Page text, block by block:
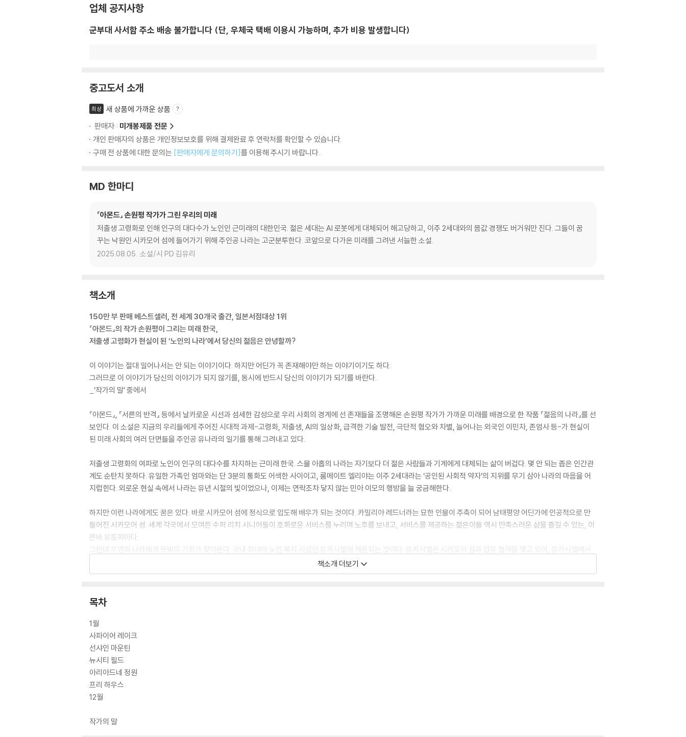
업체 공지사항
군부대 사서함 주소 배송 불가합니다 (단, 우체국 택배 이용시 가능하며, 추가 비용 발생합니다)
중고도서 소개
최상
새 상품에 가까운 상품
판매자 : 미개봉제품 전문
개인 판매자의 상품은 개인정보보호를 위해 결제완료 후 연락처를 확인할 수 있습니다.
구매 전 상품에 대한 문의는 [판매자에게 문의하기]를 이용해 주시기 바랍니다.
MD 한마디
『아몬드』 손원평 작가가 그린 우리의 미래
저출생 고령화로 인해 인구의 대다수가 노인인 근미래의 대한민국. 젊은 세대는 AI 로봇에게 대체되어 해고당하고, 이주 2세대와의 몸값 경쟁도 버거워만 진다. 그들이 꿈
꾸는 낙원인 시카모어 섬에 들어가기 위해 주인공 나라는 고군분투한다. 코앞으로 다가온 미래를 그려낸 서늘한 소설.
2025.08.05. 소설/시 PD 김유리
책소개
150만 부 판매 베스트셀러, 전 세계 30개국 출간, 일본서점대상 1위
『아몬드』의 작가 손원평이 그리는 미래 한국,
저출생 고령화가 현실이 된 ‘노인의 나라’에서 당신의 젊음은 안녕할까?
이 이야기는 절대 일어나서는 안 되는 이야기이다. 하지만 어딘가 꼭 존재해야만 하는 이야기이기도 하다.
그러므로 이 이야기가 당신의 이야기가 되지 않기를, 동시에 반드시 당신의 이야기가 되기를 바란다.
_‘작가의 말’ 중에서
『아몬드』, 『서른의 반격』 등에서 날카로운 시선과 섬세한 감성으로 우리 사회의 경계에 선 존재들을 조명해온 손원평 작가가 가까운 미래를 배경으로 한 작품 『젊음의 나라』를 선
보인다. 이 소설은 지금의 우리들에게 주어진 시대적 과제-고령화, 저출생, AI의 일상화, 급격한 기술 발전, 극단적 혐오와 차별, 늘어나는 외국인 이민자, 존엄사 등-가 현실이
된 미래 사회의 여러 단면들을 주인공 유나라의 일기를 통해 그려내고 있다.
저출생 고령화의 여파로 노인이 인구의 대다수를 차지하는 근미래 한국. 스물 아홉의 나라는 자기보다 더 젊은 사람들과 기계에게 대체되는 삶이 버겁다. 몇 안 되는 좁은 인간관
계도 순탄치 못하다. 유일한 가족인 엄마와는 단 3분의 통화도 어색한 사이이고, 룸메이트 엘리야는 이주 2세대라는 ‘공인된 사회적 약자’의 지위를 무기 삼아 나라의 마음을 어
지럽힌다. 외로운 현실 속에서 나라는 유년 시절의 빛이었으나, 이제는 연락조차 닿지 않는 민아 이모의 행방을 늘 궁금해한다.
하지만 이런 나라에게도 꿈은 있다. 바로 시카모어 섬에 정식으로 입도해 배우가 되는 것이다. 카밀리아 레드너라는 묘한 인물이 주축이 되어 남태평양 어딘가에 인공적으로 만
들어진 시카모어 섬. 세계 각국에서 모여든 수퍼 리치 시니어들이 호화로운 서비스를 누리며 노후를 보내고, 서비스를 제공하는 젊은이들 역시 만족스러운 삶을 즐길 수 있는, 이
른바 유토피아다.
그런데 우연히 나라에게 뜻밖의 기회가 찾아온다. 국내 최대의 노인 복지 시설인 유카시엘에 채용되는 것이다. 유카시엘은 시카모어 섬과 업무 협약을 맺고 있어, 유카시엘에서
의 경력은 시카모어 섬에서 일하는 데 도움이 된다. 유카시엘에 상담사로 들어가 다양한 시니어를 만나게 되는 나라. 과연 그녀는 남루한 현실을 벗어나 희망의 섬 시카모어에서
꿈을 이룰 수 있을까?
책소개 더보기
목차
1월
사파이어 레이크
선샤인 마운틴
뉴시티 필드
아리아드네 정원
프리 하우스
12월
작가의 말